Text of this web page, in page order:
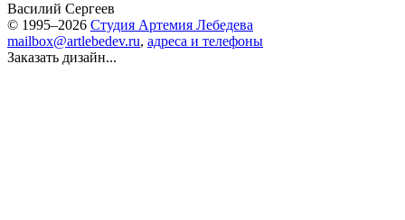
Василий Сергеев
© 1995–2026 Студия Артемия Лебедева
mailbox@artlebedev.ru, адреса и телефоны
Заказать дизайн...